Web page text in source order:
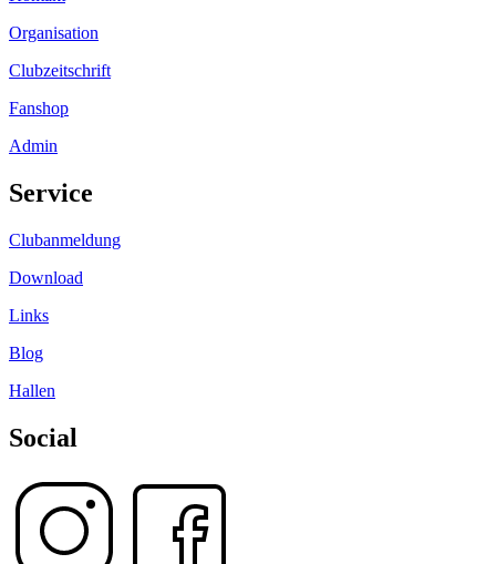
Organisation
Clubzeitschrift
Fanshop
Admin
Service
Clubanmeldung
Download
Links
Blog
Hallen
Social